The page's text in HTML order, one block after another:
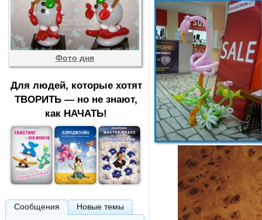
Фото дня
Для людей, которые хотят
ТВОРИТЬ — но не знают,
как НАЧАТЬ!
Сообщения Новые темы